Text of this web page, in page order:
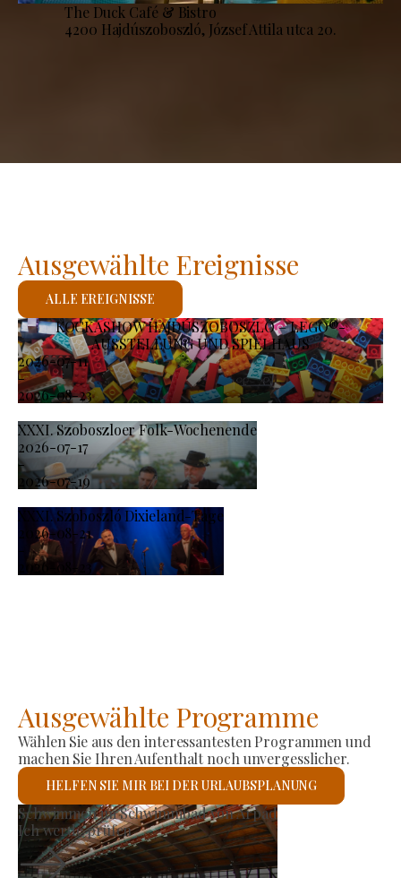
The Duck Café & Bistro
4200 Hajdúszoboszló, József Attila utca 20.
KOCKASHOW HAJDÚSZOBOSZLÓ – LEGO®-
AUSSTELLUNG UND SPIELHAUS
2026-07-11
-
2026-08-23
XXXI. Szoboszloer Folk-Wochenende
2026-07-17
-
2026-07-19
XXXI. Szoboszló Dixieland-Tage
2026-08-21
-
2026-08-23
Ausgewählte Ereignisse
ALLE EREIGNISSE
Ausgewählte Programme
Wählen Sie aus den interessantesten Programmen und
machen Sie Ihren Aufenthalt noch unvergesslicher.
HELFEN SIE MIR BEI DER URLAUBSPLANUNG
Erzeugermarkt
Ich werde prüfen